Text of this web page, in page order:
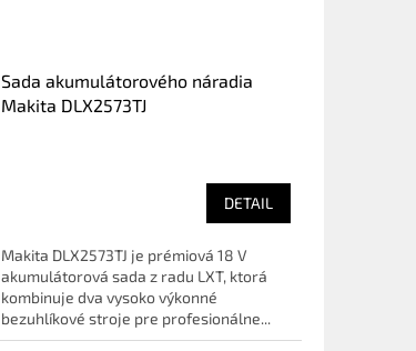
Sada akumulátorového náradia
Makita DLX2573TJ
DETAIL
Makita DLX2573TJ je prémiová 18 V
akumulátorová sada z radu LXT, ktorá
kombinuje dva vysoko výkonné
bezuhlíkové stroje pre profesionálne...